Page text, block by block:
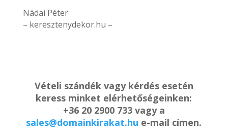
Nádai Péter
– keresztenydekor.hu –
Vételi szándék vagy kérdés esetén
keress minket elérhetőségeinken:
+36 20 2900 733 vagy a
sales@domainkirakat.hu e-mail címen.